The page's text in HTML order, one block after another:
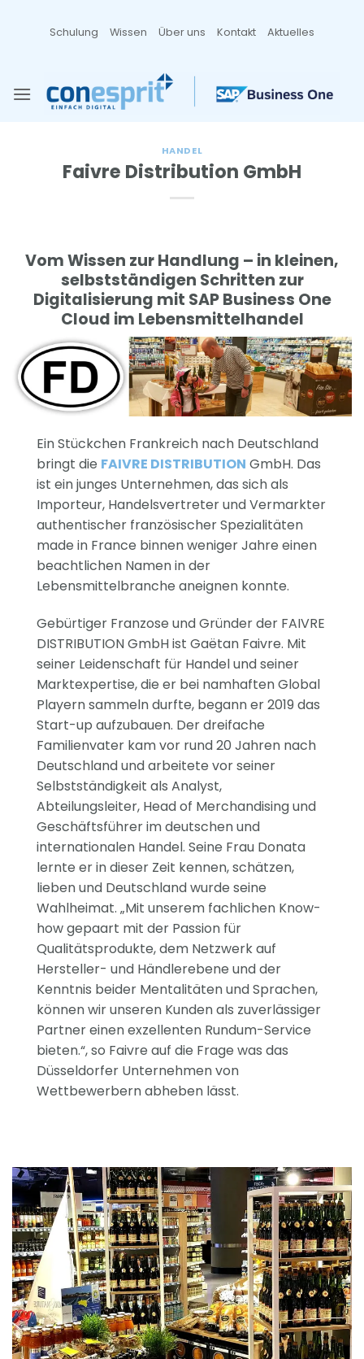
Schulung Wissen Über uns Kontakt Aktuelles
HANDEL
Faivre Distribution GmbH
Vom Wissen zur Handlung – in kleinen,
selbstständigen Schritten zur
Digitalisierung mit SAP Business One
Cloud im Lebensmittelhandel
Ein Stückchen Frankreich nach Deutschland
bringt die FAIVRE DISTRIBUTION GmbH. Das
ist ein junges Unternehmen, das sich als
Importeur, Handelsvertreter und Vermarkter
authentischer französischer Spezialitäten
made in France binnen weniger Jahre einen
beachtlichen Namen in der
Lebensmittelbranche aneignen konnte.
Gebürtiger Franzose und Gründer der FAIVRE
DISTRIBUTION GmbH ist Gaëtan Faivre. Mit
seiner Leidenschaft für Handel und seiner
Marktexpertise, die er bei namhaften Global
Playern sammeln durfte, begann er 2019 das
Start-up aufzubauen. Der dreifache
Familienvater kam vor rund 20 Jahren nach
Deutschland und arbeitete vor seiner
Selbstständigkeit als Analyst,
Abteilungsleiter, Head of Merchandising und
Geschäftsführer im deutschen und
internationalen Handel. Seine Frau Donata
lernte er in dieser Zeit kennen, schätzen,
lieben und Deutschland wurde seine
Wahlheimat. „Mit unserem fachlichen Know-
how gepaart mit der Passion für
Qualitätsprodukte, dem Netzwerk auf
Hersteller- und Händlerebene und der
Kenntnis beider Mentalitäten und Sprachen,
können wir unseren Kunden als zuverlässiger
Partner einen exzellenten Rundum-Service
bieten.“, so Faivre auf die Frage was das
Düsseldorfer Unternehmen von
Wettbewerbern abheben lässt.